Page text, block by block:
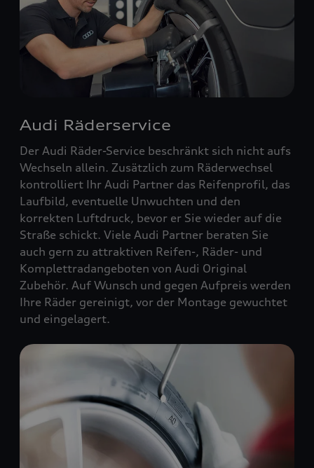
Audi Räderservice
Der Audi Räder-Service beschränkt sich nicht aufs
Wechseln allein. Zusätzlich zum Räderwechsel
kontrolliert Ihr Audi Partner das Reifenprofil, das
Laufbild, eventuelle Unwuchten und den
korrekten Luftdruck, bevor er Sie wieder auf die
Straße schickt. Viele Audi Partner beraten Sie
auch gern zu attraktiven Reifen-, Räder- und
Komplettradangeboten von Audi Original
Zubehör. Auf Wunsch und gegen Aufpreis werden
Ihre Räder gereinigt, vor der Montage gewuchtet
und eingelagert.